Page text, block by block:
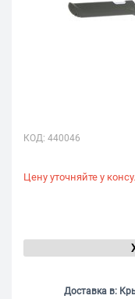
КОД: 440046
Цену уточняйте у
Доставка в: